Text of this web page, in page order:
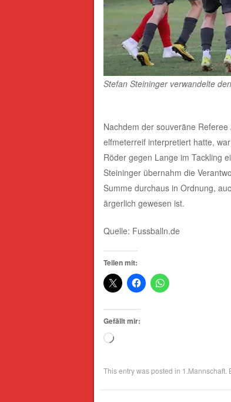
Stefan Steininger verwandelte
Nachdem der souveräne
elfmeterreif interpretiert hatte,
Röder gegen Lange im Tackling
Steininger übernahm die
Summe durchaus in Ordnung,
ärgerlich gewesen ist.
Quelle: Fussballn.de
Teilen mit:
Gefällt mir:
Wird
This entry was posted in 1.Mannschaft.